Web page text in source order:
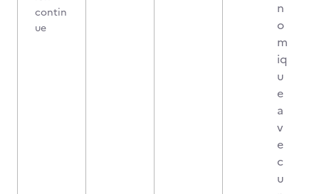
contin
ue
n
o
m
iq
u
e
a
v
e
c
u